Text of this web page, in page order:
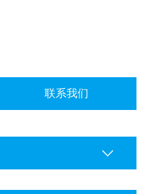
联系我们